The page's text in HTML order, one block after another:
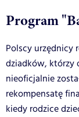
Program
Polscy urzędnicy
dziadków, którzy
nieoficjalnie
rekompensatę
kiedy rodzice